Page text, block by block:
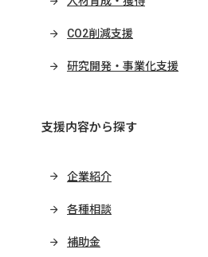
CO2削減支援
研究開発・事業化支援
支援内容から探す
企業紹介
各種相談
補助金